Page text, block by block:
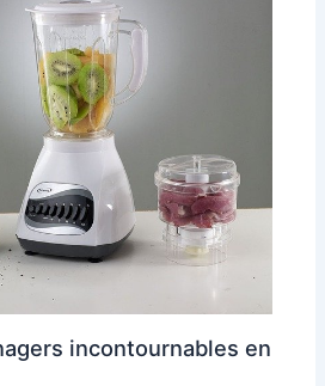
incontournables en